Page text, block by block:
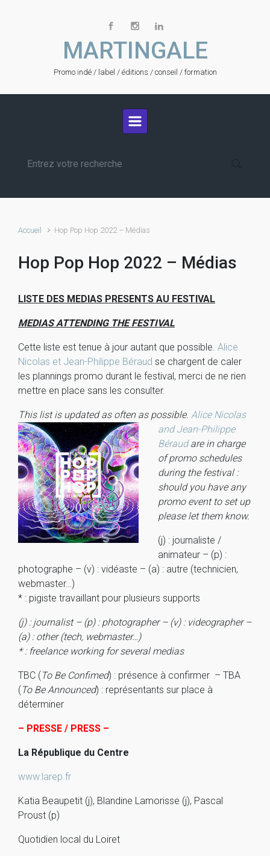
MARTINGALE
Promo indé / label / éditions / conseil / formation
Accueil Hop Pop Hop 2022 – Médias
Hop Pop Hop 2022 – Médias
LISTE DES MEDIAS PRESENTS AU FESTIVAL
MEDIAS ATTENDING THE FESTIVAL
Cette liste est tenue à jour autant que possible. Alice
Nicolas et Jean-Philippe Béraud se chargent de caler
les plannings promo durant le festival, merci de ne rien
mettre en place sans les consulter.
This list is updated as often as possible. Alice Nicolas
and Jean-Philippe
Béraudare in charge
of promo schedules
during the festival :
should you have any
promo event to set up
please let them know.
(j) : journaliste /
animateur – (p) :
photographe – (v) : vidéaste – (a) : autre (technicien,
webmaster…)
* : pigiste travaillant pour plusieurs supports
(j) : journalist – (p) : photographer – (v) : videographer –
(a) : other (tech, webmaster…)
* : freelance working for several medias
TBC (To Be Confimed) : présence à confirmer – TBA
(To Be Announced) : représentants sur place à
déterminer
– PRESSE / PRESS –
La République du Centre
www.larep.fr
Katia Beaupetit (j), Blandine Lamorisse (j), Pascal
Proust (p)
Quotidien local du Loiret